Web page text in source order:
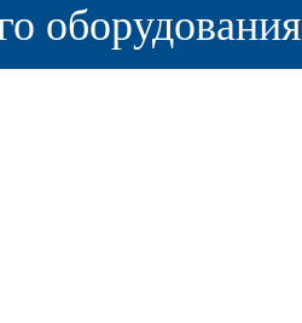
оборудования